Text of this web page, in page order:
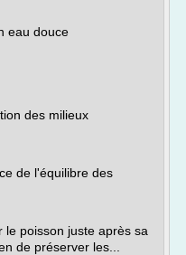
eau douce
des milieux
de l'équilibre des
le poisson juste après sa
de préserver les...